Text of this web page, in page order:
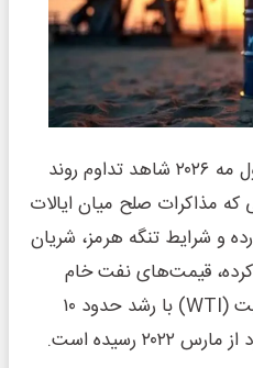
بازار نفت در هفته منتهی به اول مه ۲۰۲۶ شاهد تداوم روند
مذاکرات صلح میان ایالات
و شرایط تنگه هرمز، شریان
قیمت‌های نفت خام
برنت و وست تگزاس اینترمدیت (WTI) با رشد حدود ۱۰
رسیده است.